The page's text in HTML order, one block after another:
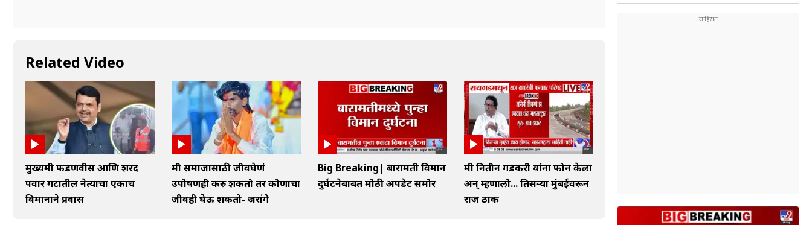
Related Video
मुख्यमंत्री फडणवीस आणि शरद
पवार गटातील नेत्याचा एकाच
विमानाने प्रवास
मी समाजासाठी जीवघेणं
उपोषणही करु शकतो तर कोणाचा
जीवही घेऊ शकतो- जरांगे
Big Breaking| बारामती विमान
दुर्घटनेबाबत मोठी अपडेट समोर
मी नितीन गडकरी यांना फोन केला
अन् म्हणालो... तिसऱ्या मुंबईवरून
राज ठाक